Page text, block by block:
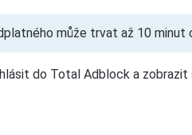
může trvat až 10 minut
do Total Adblock a